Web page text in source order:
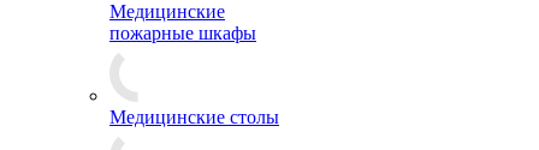
Медицинские
пожарные шкафы
Медицинские столы